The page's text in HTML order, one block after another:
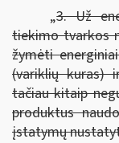
„3. Už
tiekimo tvarkos
žymėti
(variklių kuras)
tačiau kitaip
produktus
įstatymų